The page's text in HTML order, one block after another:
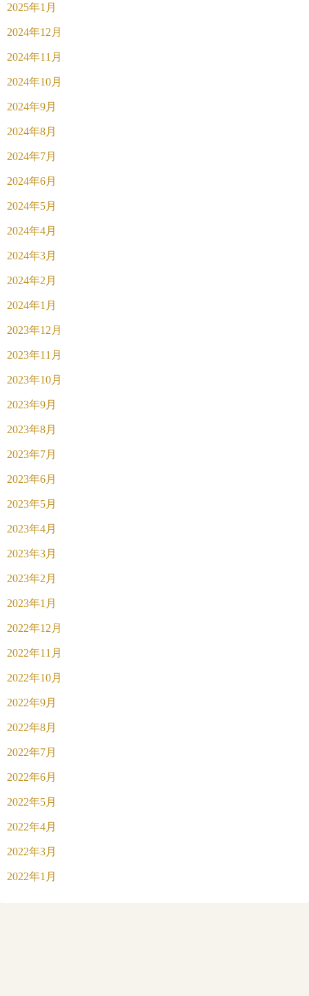
2025年1月
2024年12月
2024年11月
2024年10月
2024年9月
2024年8月
2024年7月
2024年6月
2024年5月
2024年4月
2024年3月
2024年2月
2024年1月
2023年12月
2023年11月
2023年10月
2023年9月
2023年8月
2023年7月
2023年6月
2023年5月
2023年4月
2023年3月
2023年2月
2023年1月
2022年12月
2022年11月
2022年10月
2022年9月
2022年8月
2022年7月
2022年6月
2022年5月
2022年4月
2022年3月
2022年1月